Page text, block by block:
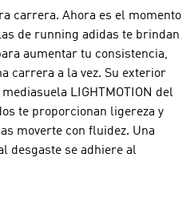
carrera. Ahora es el momento
de running adidas te brindan
aumentar tu consistencia,
carrera a la vez. Su exterior
LIGHTMOTION del
te proporcionan ligereza y
moverte con fluidez. Una
desgaste se adhiere al